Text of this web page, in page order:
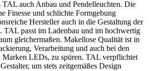
TAL auch Anbau und Pendelleuchten. Die
Finesse und schlichte Formgebung
Hersteller auch in die Gestaltung der
TAL passt im Ladenbau und im hochwertig
gleichermaßen. Makellose Qualität ist in
Verarbeitung und auch bei den
Marken LEDs, zu spüren. TAL verpflichtet
um stets zeitgemäßes Design